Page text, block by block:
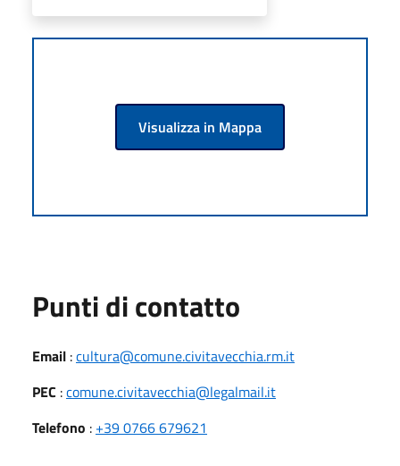
Visualizza in Mappa
Punti di contatto
Email :cultura@comune.civitavecchia.rm.it
PEC :comune.civitavecchia@legalmail.it
Telefono : +39 0766 679621